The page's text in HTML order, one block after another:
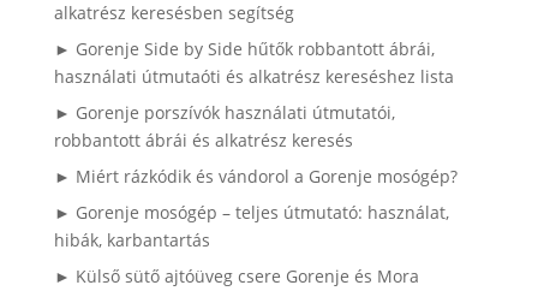
alkatrész keresésben segítség
► Gorenje Side by Side hűtők robbantott ábrái,
használati útmutaóti és alkatrész kereséshez lista
► Gorenje porszívók használati útmutatói,
robbantott ábrái és alkatrész keresés
► Miért rázkódik és vándorol a Gorenje mosógép?
► Gorenje mosógép – teljes útmutató: használat,
hibák, karbantartás
► Külső sütő ajtóüveg csere Gorenje és Mora